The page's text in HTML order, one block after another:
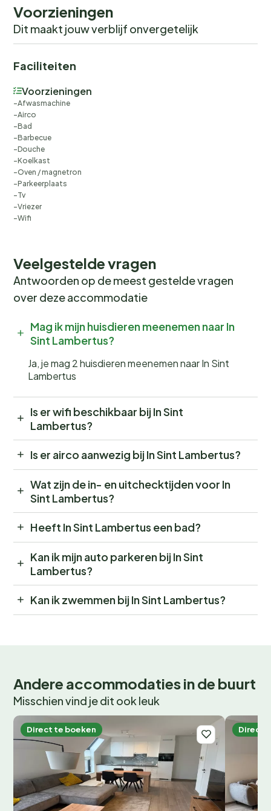
Voorzieningen
Dit maakt jouw verblijf onvergetelijk
Faciliteiten
Voorzieningen
Afwasmachine
Airco
Bad
Barbecue
Douche
Koelkast
Oven / magnetron
Parkeerplaats
Tv
Vriezer
Wifi
Veelgestelde vragen
Antwoorden op de meest gestelde vragen
over deze accommodatie
Mag ik mijn huisdieren meenemen naar In
Sint Lambertus?
Ja, je mag 2 huisdieren meenemen naar In Sint
Lambertus
Is er wifi beschikbaar bij In Sint
Lambertus?
Is er airco aanwezig bij In Sint Lambertus?
Wat zijn de in- en uitchecktijden voor In
Sint Lambertus?
Heeft In Sint Lambertus een bad?
Kan ik mijn auto parkeren bij In Sint
Lambertus?
Kan ik zwemmen bij In Sint Lambertus?
Andere accommodaties in de buurt
Misschien vind je dit ook leuk
Direct te boeken Direct